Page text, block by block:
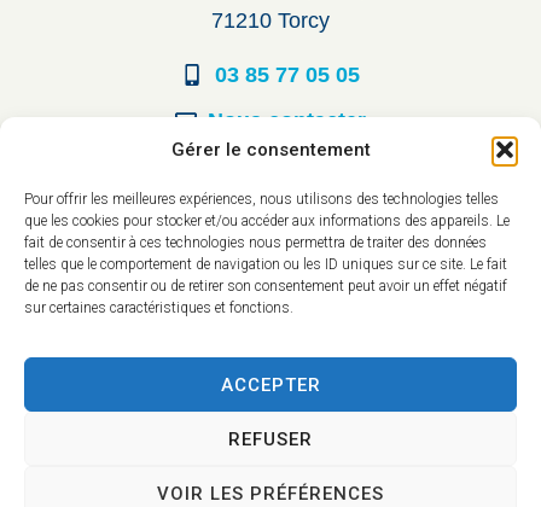
Gérer le consentement
Pour offrir les meilleures expériences, nous utilisons des technologies telles
que les cookies pour stocker et/ou accéder aux informations des appareils. Le
fait de consentir à ces technologies nous permettra de traiter des données
telles que le comportement de navigation ou les ID uniques sur ce site. Le fait
de ne pas consentir ou de retirer son consentement peut avoir un effet négatif
sur certaines caractéristiques et fonctions.
ACCEPTER
REFUSER
VOIR LES PRÉFÉRENCES
71210 Torcy
03 85 77 05 05
Nous contacter
Du lundi au vendredi :
8h30 à 12h00